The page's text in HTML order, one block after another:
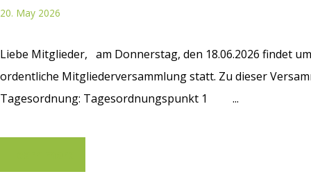
20. May 2026
Liebe Mitglieder, am Donnerstag, den 18.06.2026 findet
ordentliche Mitgliederversammlung statt. Zu dieser
Tagesordnung: Tagesordnungspunkt 1 ...